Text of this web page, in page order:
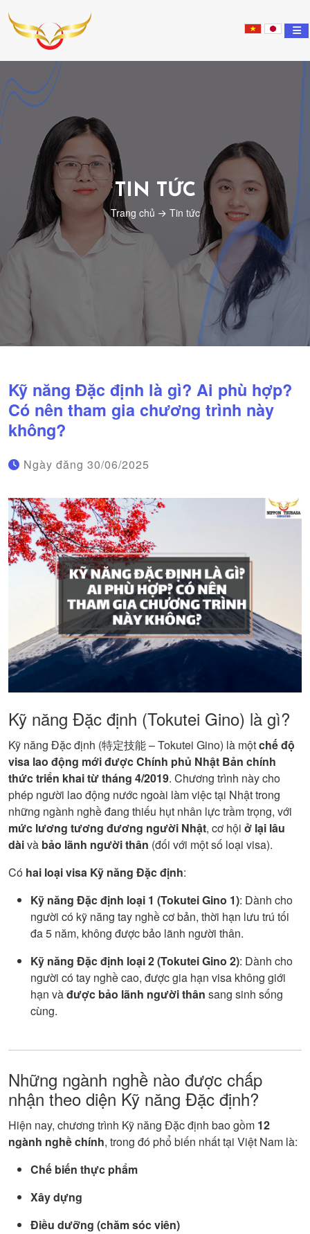
Nippon
Tsubasa
Education
TIN TỨC
Trang chủ Tin tức
Kỹ năng Đặc định là gì? Ai phù hợp?
Có nên tham gia chương trình này
không?
Ngày đăng 30/06/2025
Kỹ năng Đặc định (Tokutei Gino) là gì?
Kỹ năng Đặc định (特定技能 – Tokutei Gino) là mộtchế độ
visa lao động mới được Chính phủ Nhật Bản chính
thức triển khai từ tháng 4/2019. Chương trình này cho
phép người lao động nước ngoài làm việc tại Nhật trong
những ngành nghề đang thiếu hụt nhân lực trầm trọng, với
mức lương tương đương người Nhật, cơ hội ở lại lâu
dàivà bảo lãnh người thân (đối với một số loại visa).
Có hai loại visa Kỹ năng Đặc định:
Kỹ năng Đặc định loại 1 (Tokutei Gino 1): Dành cho
người có kỹ năng tay nghề cơ bản, thời hạn lưu trú tối
đa 5 năm, không được bảo lãnh người thân.
Kỹ năng Đặc định loại 2 (Tokutei Gino 2): Dành cho
người có tay nghề cao, được gia hạn visa không giới
hạn vàđược bảo lãnh người thân sang sinh sống
cùng.
Những ngành nghề nào được chấp
nhận theo diện Kỹ năng Đặc định?
Hiện nay, chương trình Kỹ năng Đặc định bao gồm 12
ngành nghề chính, trong đó phổ biến nhất tại Việt Nam là:
Chế biến thực phẩm
Xây dựng
Điều dưỡng (chăm sóc viên)